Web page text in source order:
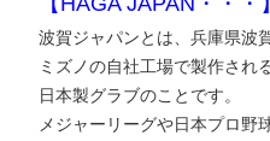
波賀ジャパンとは、兵庫県波
ミズノの自社工場で製作され
日本製グラブのことです。
メジャーリーグや日本プロ野